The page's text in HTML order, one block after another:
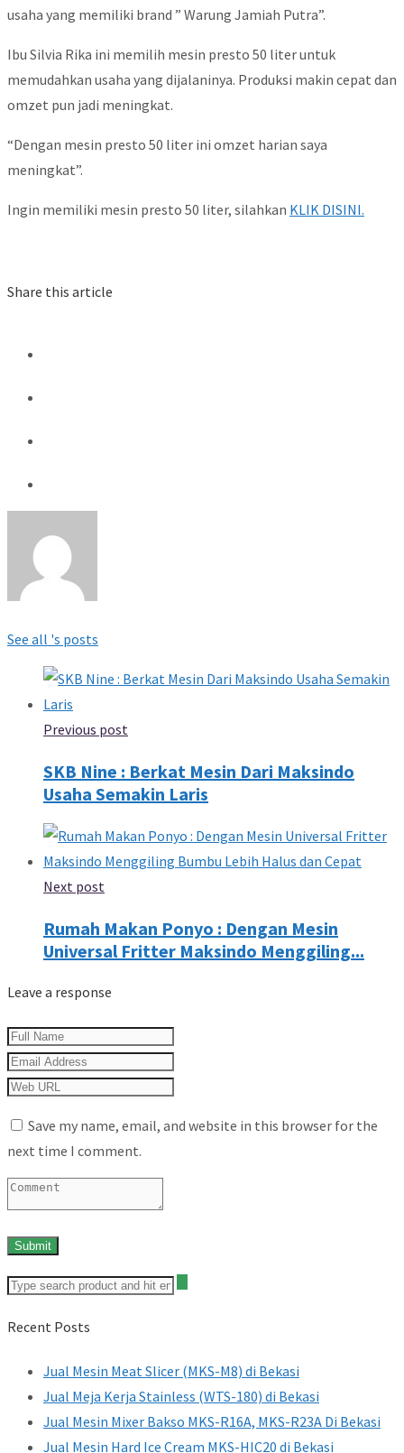
usaha yang memiliki brand ” Warung Jamiah Putra”.
Ibu Silvia Rika ini memilih mesin presto 50 liter untuk
memudahkan usaha yang dijalaninya. Produksi makin cepat dan
omzet pun jadi meningkat.
“Dengan mesin presto 50 liter ini omzet harian saya
meningkat”.
Ingin memiliki mesin presto 50 liter, silahkan KLIK DISINI.
Share this article
See all 's posts
Previous post
SKB Nine : Berkat Mesin Dari Maksindo
Usaha Semakin Laris
Next post
Rumah Makan Ponyo : Dengan Mesin
Universal Fritter Maksindo Menggiling...
Leave a response
Save my name, email, and website in this browser for the
next time I comment.
Recent Posts
Jual Mesin Meat Slicer (MKS-M8) di Bekasi
Jual Meja Kerja Stainless (WTS-180) di Bekasi
Jual Mesin Mixer Bakso MKS-R16A, MKS-R23A Di Bekasi
Jual Mesin Hard Ice Cream MKS-HIC20 di Bekasi